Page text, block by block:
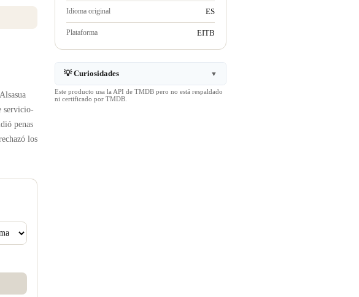
servicio-
penas
los
Idioma original ES
Plataforma EITB
💡 Curiosidades ▼
Este producto usa la API de TMDB pero no está respaldado
ni certificado por TMDB.